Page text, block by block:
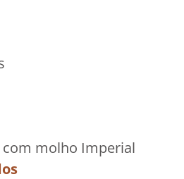
com molho Imperial